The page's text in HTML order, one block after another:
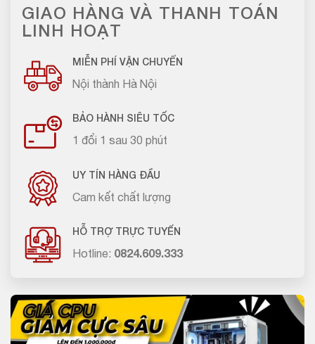
GIAO HÀNG VÀ THANH TOÁN
LINH HOẠT
MIỄN PHÍ VẬN CHUYỂN
Nội thành Hà Nội
BẢO HÀNH SIÊU TỐC
1 đổi 1 sau 30 phút
UY TÍN HÀNG ĐẦU
Cam kết chất lượng
HỖ TRỢ TRỰC TUYẾN
Hotline: 0824.609.333